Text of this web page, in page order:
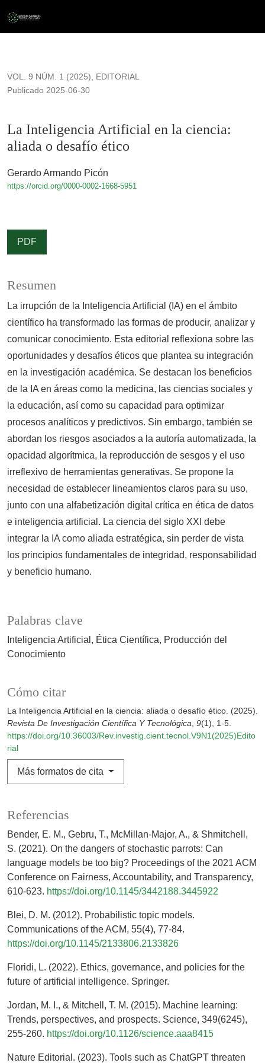
VOL. 9 NÚM. 1 (2025), EDITORIAL
La Inteligencia Artificial en la ciencia:
aliada o desafío ético
Publicado 2025-06-30
Gerardo Armando Picón
https://orcid.org/0000-0002-1668-5951
PDF
Palabras clave
Inteligencia Artificial Ética Científica
Producción del
Conocimiento
Cómo citar
La Inteligencia Artificial en la ciencia: aliada o desafío ético. (2025).
Revista De Investigación Científica Y Tecnológica, 9(1), 1-5.
https://doi.org/10.36003/Rev.investig.cient.tecnol.V9N1(2025)Edito
rial
Más formatos de cita
Resumen
La irrupción de la Inteligencia Artificial (IA) en el ámbito
científico ha transformado las formas de producir, analizar y
comunicar conocimiento. Esta editorial reflexiona sobre las
oportunidades y desafíos éticos que plantea su integración
en la investigación académica. Se destacan los beneficios
de la IA en áreas como la medicina, las ciencias sociales y
la educación, así como su capacidad para optimizar
procesos analíticos y predictivos. Sin embargo, también se
abordan los riesgos asociados a la autoría automatizada, la
opacidad algorítmica, la reproducción de sesgos y el uso
irreflexivo de herramientas generativas. Se propone la
necesidad de establecer lineamientos claros para su uso,
junto con una alfabetización digital crítica en ética de datos
e inteligencia artificial. La ciencia del siglo XXI debe
integrar la IA como aliada estratégica, sin perder de vista
los principios fundamentales de integridad, responsabilidad
y beneficio humano.
Referencias
Bender, E. M., Gebru, T., McMillan-Major, A., & Shmitchell,
S. (2021). On the dangers of stochastic parrots: Can
language models be too big? Proceedings of the 2021 ACM
Conference on Fairness, Accountability, and Transparency,
610-623. https://doi.org/10.1145/3442188.3445922
Blei, D. M. (2012). Probabilistic topic models.
Communications of the ACM, 55(4), 77-84.
https://doi.org/10.1145/2133806.2133826
Floridi, L. (2022). Ethics, governance, and policies for the
future of artificial intelligence. Springer.
Jordan, M. I., & Mitchell, T. M. (2015). Machine learning:
Trends, perspectives, and prospects. Science, 349(6245),
255-260. https://doi.org/10.1126/science.aaa8415
Nature Editorial. (2023). Tools such as ChatGPT threaten